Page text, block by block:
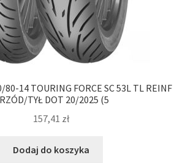
80-14 TOURING FORCE SC 53L TL REINF
TYŁ DOT 20/2025 (5
157,41 zł
Dodaj do koszyka